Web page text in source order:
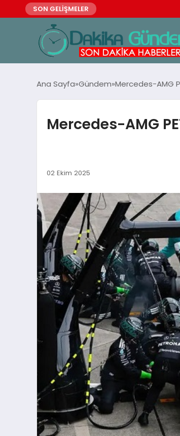
SON GELİŞMELER
Ana Sayfa Gündem Mercedes-AMG
Mercedes-AMG
02 Ekim 2025